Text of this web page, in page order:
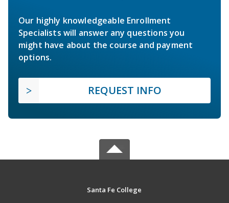
Our highly knowledgeable Enrollment
Specialists will answer any questions you
might have about the course and payment
options.
REQUEST INFO
Santa Fe College